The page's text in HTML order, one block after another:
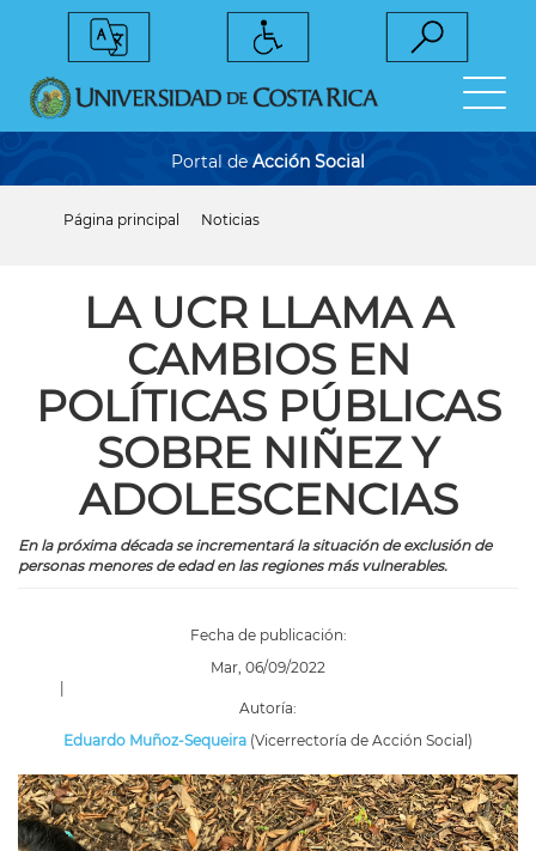
Portal de Acción Social
ayuda
navegación
Página principal Noticias
LA UCR LLAMA A
CAMBIOS EN
POLÍTICAS PÚBLICAS
SOBRE NIÑEZ Y
ADOLESCENCIAS
En la próxima década se incrementará la situación de exclusión de
personas menores de edad en las regiones más vulnerables.
Fecha de publicación:
Mar, 06/09/2022
|
Autoría:
Eduardo Muñoz-Sequeira (Vicerrectoría de Acción Social)